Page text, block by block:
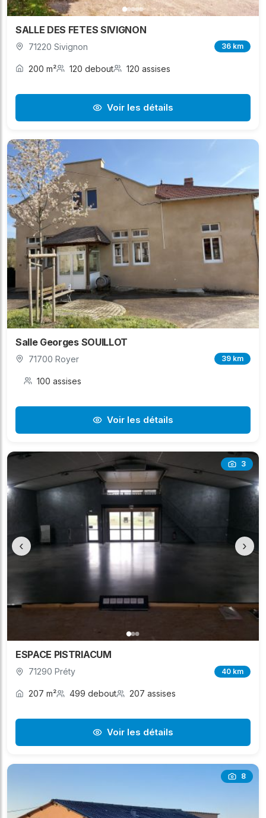
SALLE DES FETES SIVIGNON
71220 Sivignon 36 km
200 m² 120 debout 120 assises
Voir les détails
Salle Georges SOUILLOT
71700 Royer 39 km
100 assises
Voir les détails
3
‹ ›
ESPACE PISTRIACUM
71290 Préty 40 km
207 m² 499 debout 207 assises
Voir les détails
8